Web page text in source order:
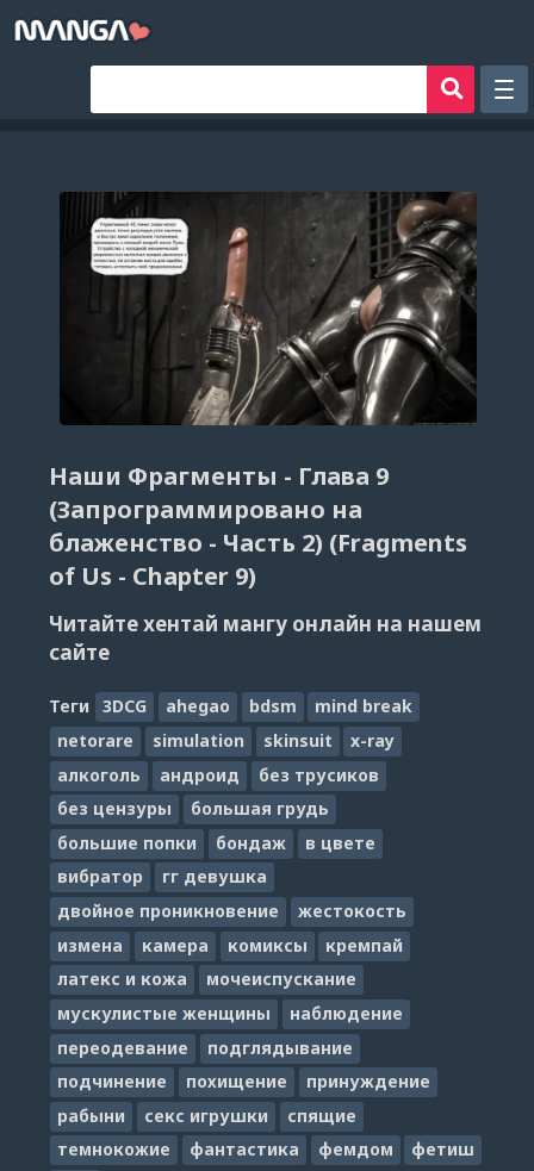
Авторы
Аниме хентай
Сборники манги
Sign in
Register
Наши Фрагменты - Глава 9
(Запрограммировано на
блаженство - Часть 2) (Fragments
of Us - Chapter 9)
Читайте хентай мангу онлайн на нашем
сайте
Теги 3DCG ahegao bdsm
mind break
netorare
simulation skinsuit
x-ray
алкоголь
андроид
без трусиков
без цензуры
большая грудь
большие попки
бондаж
в цвете
вибратор
гг девушка
двойное проникновение
жестокость
измена
камера комиксы
кремпай
латекс и кожа
мочеиспускание
мускулистые женщины
наблюдение
переодевание
подглядывание
подчинение
похищение
принуждение
рабыни
секс игрушки
спящие
темнокожие
фантастика фемдом
фетиш